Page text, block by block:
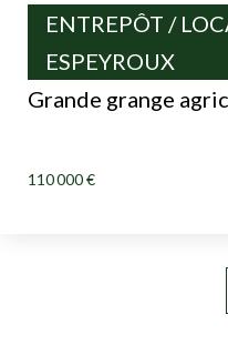
Grande grange
ENTREPÔT /
ESPEYROUX
110 000 €